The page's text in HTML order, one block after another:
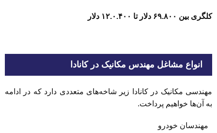
کلگری بین ۶۹.۸۰۰ دلار تا ۱۲.۰.۴۰۰ دلار
انواع مشاغل مهندس مکانیک در کانادا
مهندسی مکانیک در کانادا زیر شاخه‌های متعددی دارد که در ادامه
به آن‌ها خواهیم پرداخت.
مهندسان خودرو